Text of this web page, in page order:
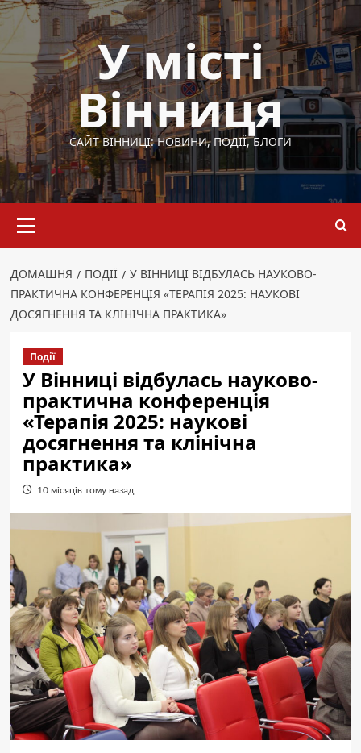
Перейти
до
вмісту
У місті
Вінниця
САЙТ ВІННИЦІ: НОВИНИ, ПОДІЇ, БЛОГИ
меню
ДОМАШНЯ ПОДІЇ
У ВІННИЦІ ВІДБУЛАСЬ НАУКОВО-
ПРАКТИЧНА КОНФЕРЕНЦІЯ «ТЕРАПІЯ 2025: НАУКОВІ
ДОСЯГНЕННЯ ТА КЛІНІЧНА ПРАКТИКА»
Події
У Вінниці відбулась науково-
практична конференція
«Терапія 2025: наукові
досягнення та клінічна
практика»
10 місяців тому назад